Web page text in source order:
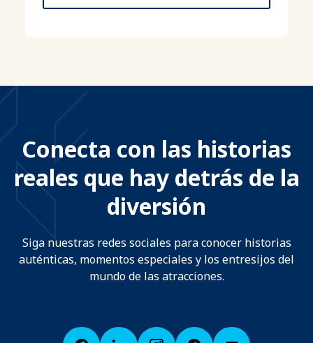
Conecta con las historias
reales que hay detrás de la
diversión
Siga nuestras redes sociales para conocer historias
auténticas, momentos especiales y los entresijos del
mundo de las atracciones.